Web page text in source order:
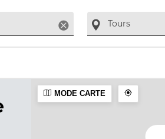
Supprimer
MODE CARTE